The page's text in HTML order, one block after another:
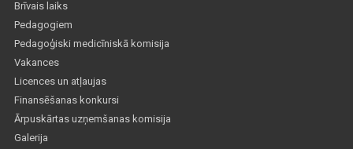
Brīvais laiks
Pedagogiem
Pedagoģiski medicīniskā komisija
Vakances
Licences un atļaujas
Finansēšanas konkursi
Ārpuskārtas uzņemšanas komisija
Galerija